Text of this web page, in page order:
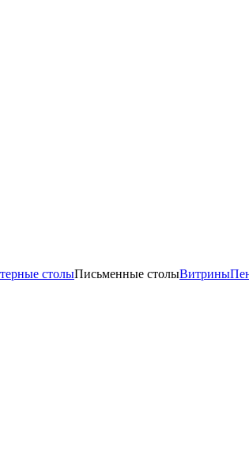
столыПисьменные столыВитрины